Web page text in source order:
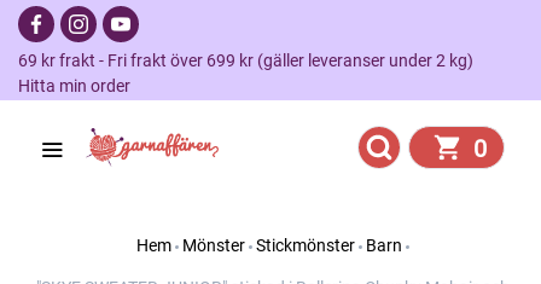
69 kr frakt - Fri frakt över 699 kr (gäller leveranser under 2 kg)
Hitta min order
0
Hem Mönster Stickmönster Barn